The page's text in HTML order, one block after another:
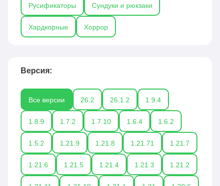
Русификаторы Сундуки и рюкзаки
Хардкорные Хоррор
Версия:
Все версии 26.2 26.1.2 1.9.4
1.8.9 1.7.2 1.7.10 1.6.4 1.6.2
1.5.2 1.21.9 1.21.8 1.21.71 1.21.7
1.21.6 1.21.5 1.21.4 1.21.3 1.21.2